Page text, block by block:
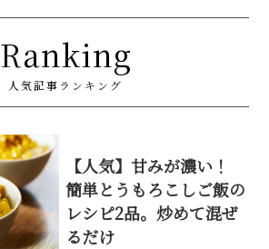
Ranking
人気記事ランキング
【人気】甘みが濃い！
簡単とうもろこしご飯の
レシピ2品。炒めて混ぜ
るだけ